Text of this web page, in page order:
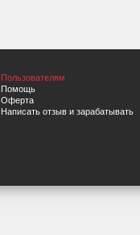
Пользователям
Помощь
Оферта
Написать отзыв и зарабатывать